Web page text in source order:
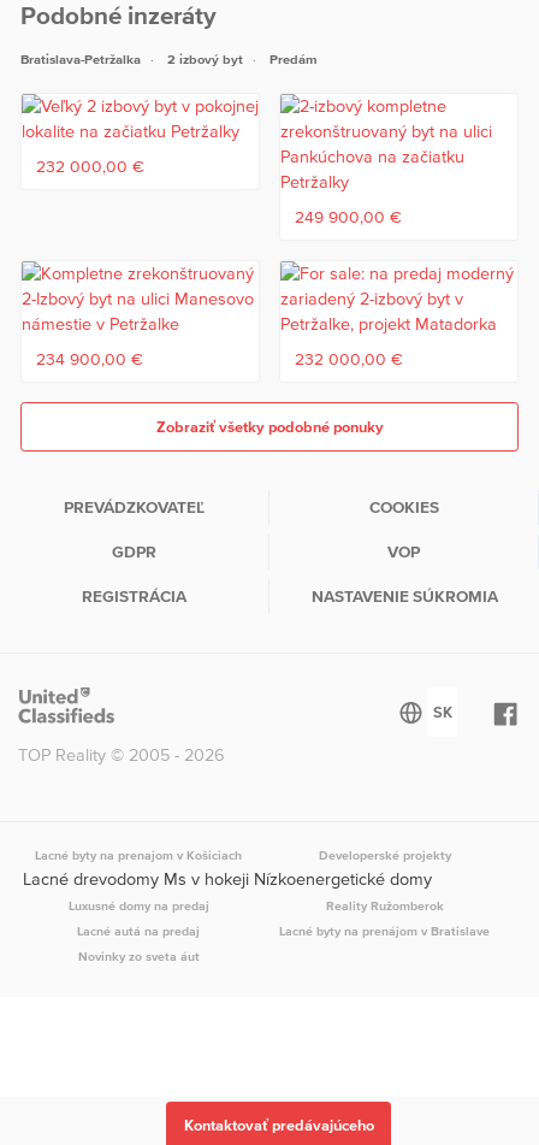
Podobné inzeráty
Bratislava-Petržalka 2 izbový byt Predám
232 000,00 €
249 900,00 €
234 900,00 € 232 000,00 €
Zobraziť všetky podobné ponuky
PREVÁDZKOVATEĽ COOKIES
GDPR VOP
REGISTRÁCIA NASTAVENIE SÚKROMIA
TOP Reality © 2005 - 2026
Lacné byty na prenajom v Košiciach Developerské projekty
Lacné drevodomy Ms v hokeji Nízkoenergetické domy
Luxusné domy na predaj
Reality Ružomberok
Lacné autá na predaj
Lacné byty na prenájom v Bratislave
Novinky zo sveta áut